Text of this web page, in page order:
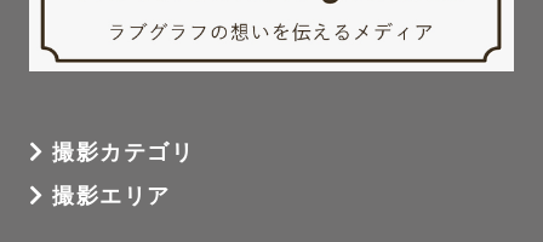
撮影カテゴリ
撮影エリア